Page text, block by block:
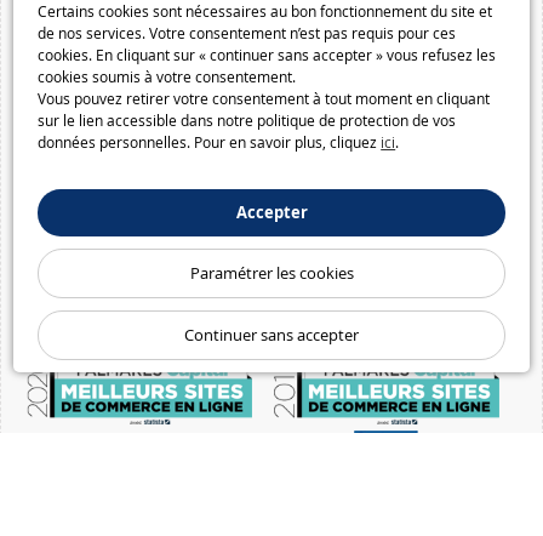
Certains cookies sont nécessaires au bon fonctionnement du site et
de nos services. Votre consentement n’est pas requis pour ces
cookies. En cliquant sur « continuer sans accepter » vous refusez les
cookies soumis à votre consentement.
Vous pouvez retirer votre consentement à tout moment en cliquant
sur le lien accessible dans notre politique de protection de vos
données personnelles. Pour en savoir plus, cliquez ici.
Accepter
Paramétrer les cookies
Continuer sans accepter